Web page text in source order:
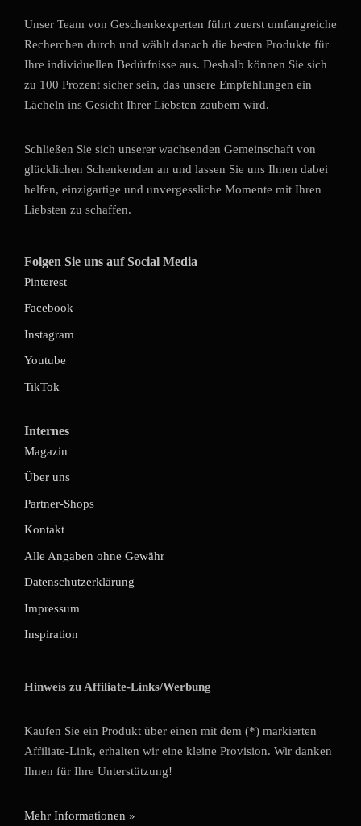
Unser Team von Geschenkexperten führt zuerst umfangreiche
Recherchen durch und wählt danach die besten Produkte für
Ihre individuellen Bedürfnisse aus. Deshalb können Sie sich
zu 100 Prozent sicher sein, das unsere Empfehlungen ein
Lächeln ins Gesicht Ihrer Liebsten zaubern wird.
Schließen Sie sich unserer wachsenden Gemeinschaft von
glücklichen Schenkenden an und lassen Sie uns Ihnen dabei
helfen, einzigartige und unvergessliche Momente mit Ihren
Liebsten zu schaffen.
Folgen Sie uns auf Social Media
Pinterest
Facebook
Instagram
Youtube
TikTok
Internes
Magazin
Über uns
Partner-Shops
Kontakt
Alle Angaben ohne Gewähr
Datenschutzerklärung
Impressum
Inspiration
Hinweis zu Affiliate-Links/Werbung
Kaufen Sie ein Produkt über einen mit dem (*) markierten
Affiliate-Link, erhalten wir eine kleine Provision. Wir danken
Ihnen für Ihre Unterstützung!
Mehr Informationen »